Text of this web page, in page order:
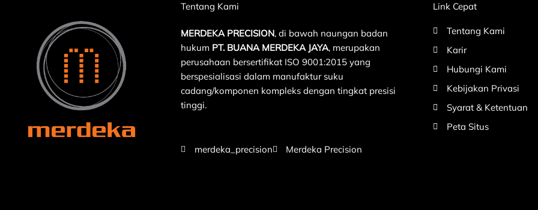
Tentang Kami
MERDEKA PRECISION, di bawah naungan badan
hukum PT. BUANA MERDEKA JAYA, merupakan
perusahaan bersertifikat ISO 9001:2015 yang
berspesialisasi dalam manufaktur suku
cadang/komponen kompleks dengan tingkat presisi
tinggi.
merdeka_precision Merdeka Precision
Link Cepat
Tentang Kami
Karir
Hubungi Kami
Kebijakan Privasi
Syarat & Ketentuan
Peta Situs